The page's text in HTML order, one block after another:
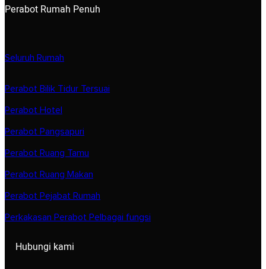
Perabot Rumah Penuh
Seluruh Rumah
Perabot Bilik Tidur Tersuai
Perabot Hotel
Perabot Pangsapuri
Perabot Ruang Tamu
Perabot Ruang Makan
Perabot Pejabat Rumah
Perkakasan Perabot Pelbagai fungsi
Hubungi kami